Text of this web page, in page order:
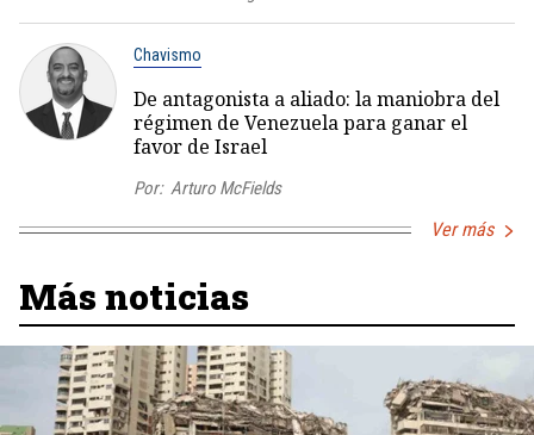
Chavismo
De antagonista a aliado: la maniobra del
régimen de Venezuela para ganar el
favor de Israel
Por: Arturo McFields
Ver más
Más noticias